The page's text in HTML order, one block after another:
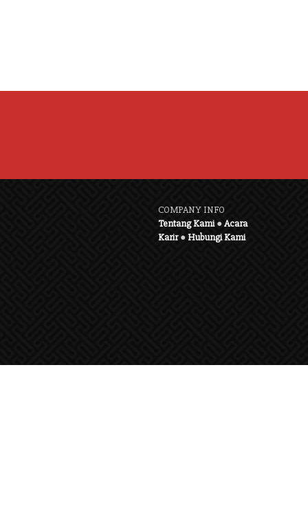
COMPANY INFO
Tentang Kami●Acara
Karir●Hubungi Kami